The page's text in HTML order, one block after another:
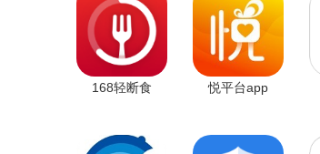
168轻断食 悦平台app